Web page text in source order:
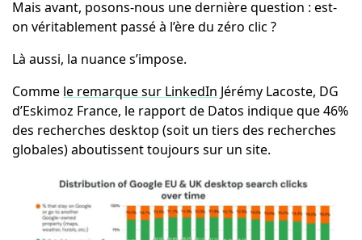
Mais avant, posons-nous une dernière question : est-
on véritablement passé à l’ère du zéro clic ?
Là aussi, la nuance s’impose.
Comme le remarque sur LinkedIn Jérémy Lacoste, DG
d’Eskimoz France, le rapport de Datos indique que 46%
des recherches desktop (soit un tiers des recherches
globales) aboutissent toujours sur un site.